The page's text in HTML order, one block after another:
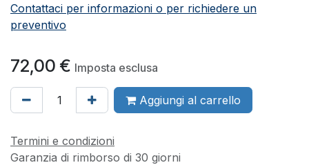
Contattaci per informazioni o per richiedere un
preventivo
72,00 € Imposta esclusa
Aggiungi al carrello
Termini e condizioni
Garanzia di rimborso di 30 giorni